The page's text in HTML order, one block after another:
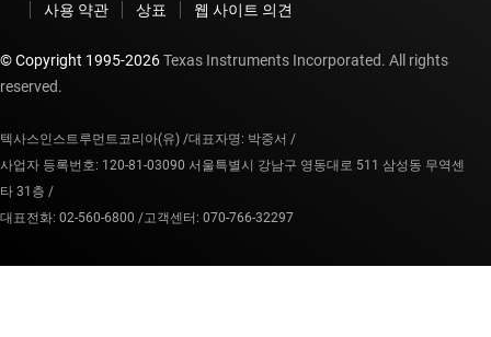
사용 약관
상표 웹 사이트 의견
© Copyright 1995-2026Texas Instruments Incorporated. All rights
reserved.
텍사스인스트루먼트코리아(유) /대표자명: 박중서 /
사업자 등록번호: 120-81-03090 서울특별시 강남구 영동대로 511 삼성동 무역센
타 31층 /
대표전화: 02-560-6800 /고객센터: 070-766-32297